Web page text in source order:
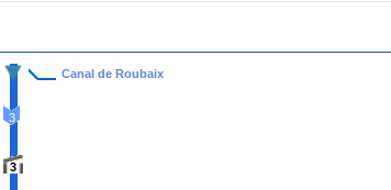
3
3
Canal de Roubaix